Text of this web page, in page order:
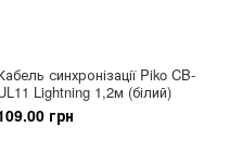
синхронізації Piko CB-
Lightning 1,2м (білий)
грн